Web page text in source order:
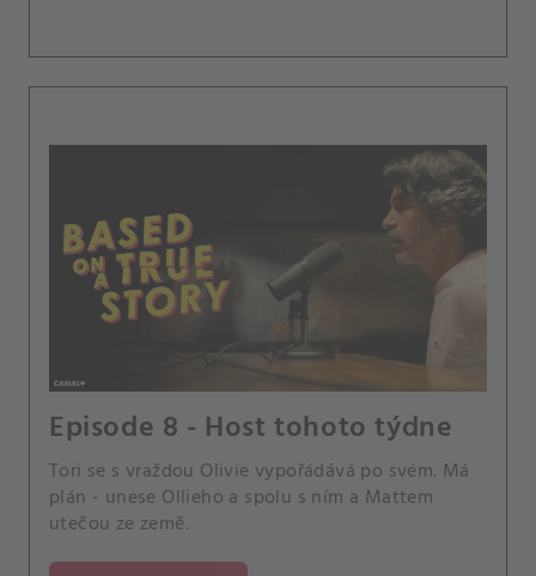
Episode 8 - Host tohoto týdne
Tori se s vraždou Olivie vypořádává po svém. Má
plán - unese Ollieho a spolu s ním a Mattem
utečou ze země.